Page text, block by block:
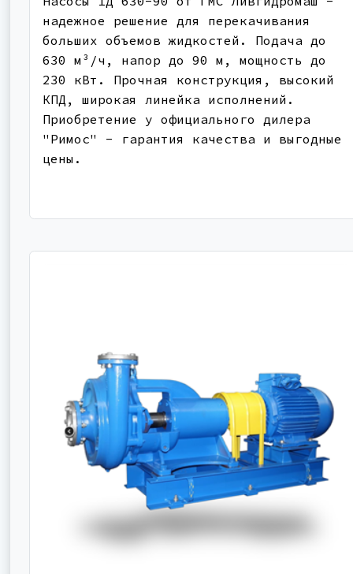
надежное решение для перекачивания
больших объемов жидкостей. Подача до
630 м³/ч, напор до 90 м, мощность до
230 кВт. Прочная конструкция, высокий
КПД, широкая линейка исполнений.
Приобретение у официального дилера
"Римос" - гарантия качества и выгодные
цены.